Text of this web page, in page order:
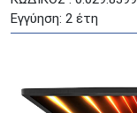
Εγγύηση: 2 έτη